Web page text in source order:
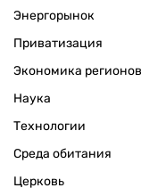
Энергорынок
Приватизация
Экономика регионов
Наука
Технологии
Среда обитания
Церковь